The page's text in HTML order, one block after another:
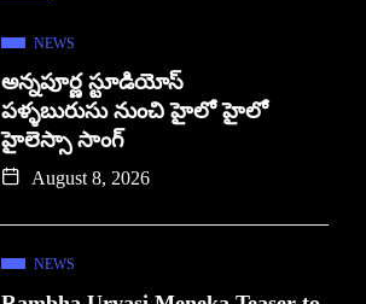
NEWS
అన్నపూర్ణ స్టూడియోస్
పళ్ళబురుసు నుంచి హైలో హైలో
హైలెస్సా సాంగ్
August 8, 2026
NEWS